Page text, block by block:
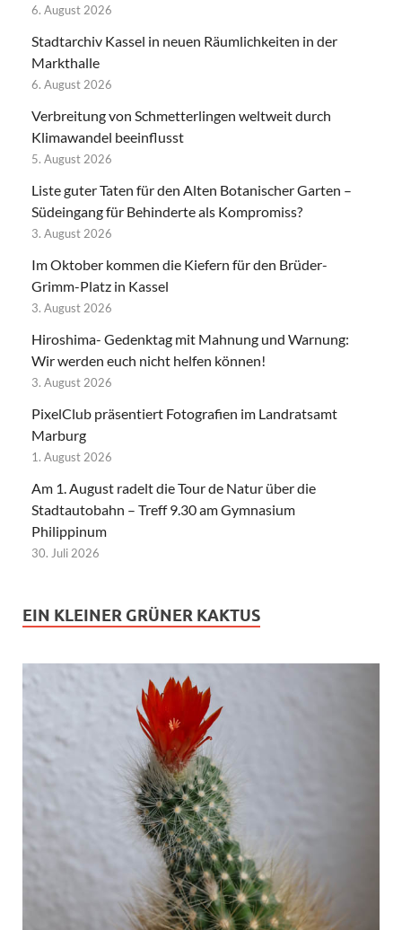
6. August 2026
Stadtarchiv Kassel in neuen Räumlichkeiten in der
Markthalle
6. August 2026
Verbreitung von Schmetterlingen weltweit durch
Klimawandel beeinflusst
5. August 2026
Liste guter Taten für den Alten Botanischer Garten –
Südeingang für Behinderte als Kompromiss?
3. August 2026
Im Oktober kommen die Kiefern für den Brüder-
Grimm-Platz in Kassel
3. August 2026
Hiroshima- Gedenktag mit Mahnung und Warnung:
Wir werden euch nicht helfen können!
3. August 2026
PixelClub präsentiert Fotografien im Landratsamt
Marburg
1. August 2026
Am 1. August radelt die Tour de Natur über die
Stadtautobahn – Treff 9.30 am Gymnasium
Philippinum
30. Juli 2026
EIN KLEINER GRÜNER KAKTUS